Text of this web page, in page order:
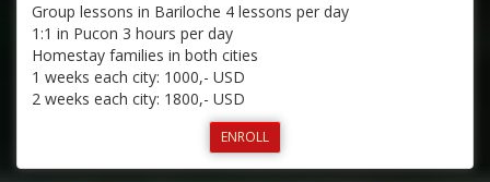
Group lessons in Bariloche 4 lessons per day
1:1 in Pucon 3 hours per day
Homestay families in both cities
1 weeks each city: 1000,- USD
2 weeks each city: 1800,- USD
ENROLL